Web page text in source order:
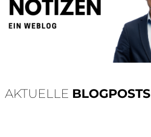
AKTUELLE BLOGPOSTS